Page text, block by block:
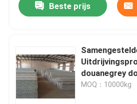
Beste prijs
douanegrey
insulation
MOQ：10000kg